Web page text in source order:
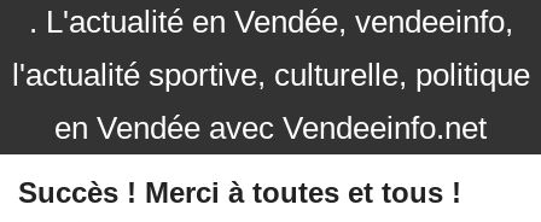
. L'actualité en Vendée, vendeeinfo,
l'actualité sportive, culturelle, politique
en Vendée avec Vendeeinfo.net
Succès ! Merci à toutes et tous !